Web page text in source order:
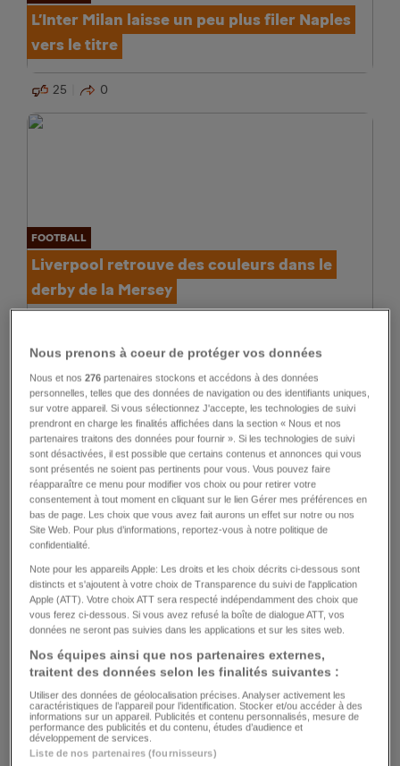
L’Inter Milan laisse un peu plus filer Naples
vers le titre
25 0
FOOTBALL
Liverpool retrouve des couleurs dans le
derby de la Mersey
RÉSEAUX SOCIAUX
Le projet de plateforme de débat de la SSR
fait bondir l’UDC
7 253 4
GUERRE
Des soldats ukrainiens formés sur des chars
Nous prenons à coeur de protéger vos données
Nous et nos276 partenaires stockons et accédons à des données
personnelles, telles que des données de navigation ou des identifiants uniques,
sur votre appareil. Si vous sélectionnez J'accepte, les technologies de suivi
prendront en charge les finalités affichées dans la section « Nous et nos
partenaires traitons des données pour fournir ». Si les technologies de suivi
sont désactivées, il est possible que certains contenus et annonces qui vous
sont présentés ne soient pas pertinents pour vous. Vous pouvez faire
réapparaître ce menu pour modifier vos choix ou pour retirer votre
consentement à tout moment en cliquant sur le lien Gérer mes préférences en
bas de page. Les choix que vous avez fait aurons un effet sur notre ou nos
Site Web. Pour plus d’informations, reportez-vous à notre politique de
confidentialité.
Note pour les appareils Apple: Les droits et les choix décrits ci-dessous sont
distincts et s'ajoutent à votre choix de Transparence du suivi de l'application
Apple (ATT). Votre choix ATT sera respecté indépendamment des choix que
vous ferez ci-dessous. Si vous avez refusé la boîte de dialogue ATT, vos
données ne seront pas suivies dans les applications et sur les sites web.
Nos équipes ainsi que nos partenaires externes,
traitent des données selon les finalités suivantes :
Utiliser des données de géolocalisation précises. Analyser activement les
caractéristiques de l’appareil pour l’identification. Stocker et/ou accéder à des
informations sur un appareil. Publicités et contenu personnalisés, mesure de
performance des publicités et du contenu, études d’audience et
développement de services.
Liste de nos partenaires (fournisseurs)